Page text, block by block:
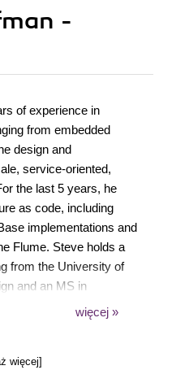
-
of experience in
from embedded
design and
service-oriented,
the last 5 years, he
as code, including
implementations and
Flume. Steve holds a
from the University of
and an MS in
University. He is
bit.ly/bacoboy and on
więcej »
więcej]